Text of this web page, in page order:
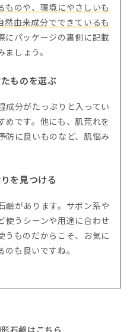
ものや、環境にやさしいも
由来成分でできているも
にパッケージの裏側に記載
しょう。
ものを選ぶ
成分がたっぷりと入ってい
めです。他にも、肌荒れを
防に良いものなど、肌悩み
を見つける
鹼があります。サボン系や
使うシーンや用途に合わせ
うものだからこそ、お気に
も良いですね。
石鹼はこちら